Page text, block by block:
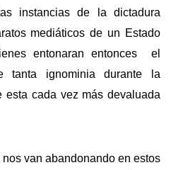
instancias de la dictadura
mediáticos de un Estado
entonaran entonces el
tanta ignominia durante la
cada vez más devaluada
van abandonando en estos